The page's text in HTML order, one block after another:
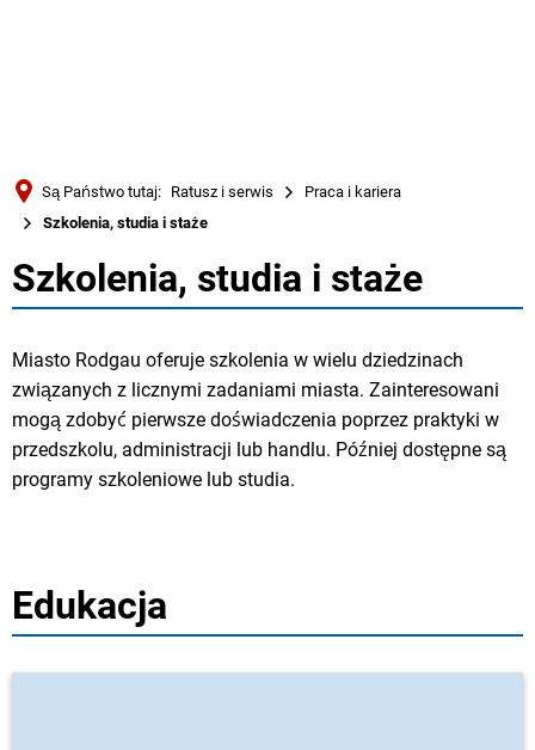
Русский
Są Państwo tutaj: Ratusz i serwis
Praca i kariera
Szkolenia, studia i staże
Szkolenia,
staże
Szkolenia, studia i staże
Miasto Rodgau oferuje szkolenia w wielu dziedzinach
związanych z licznymi zadaniami miasta. Zainteresowani
mogą zdobyć pierwsze doświadczenia poprzez praktyki w
przedszkolu, administracji lub handlu. Później dostępne są
programy szkoleniowe lub studia.
Edukacja